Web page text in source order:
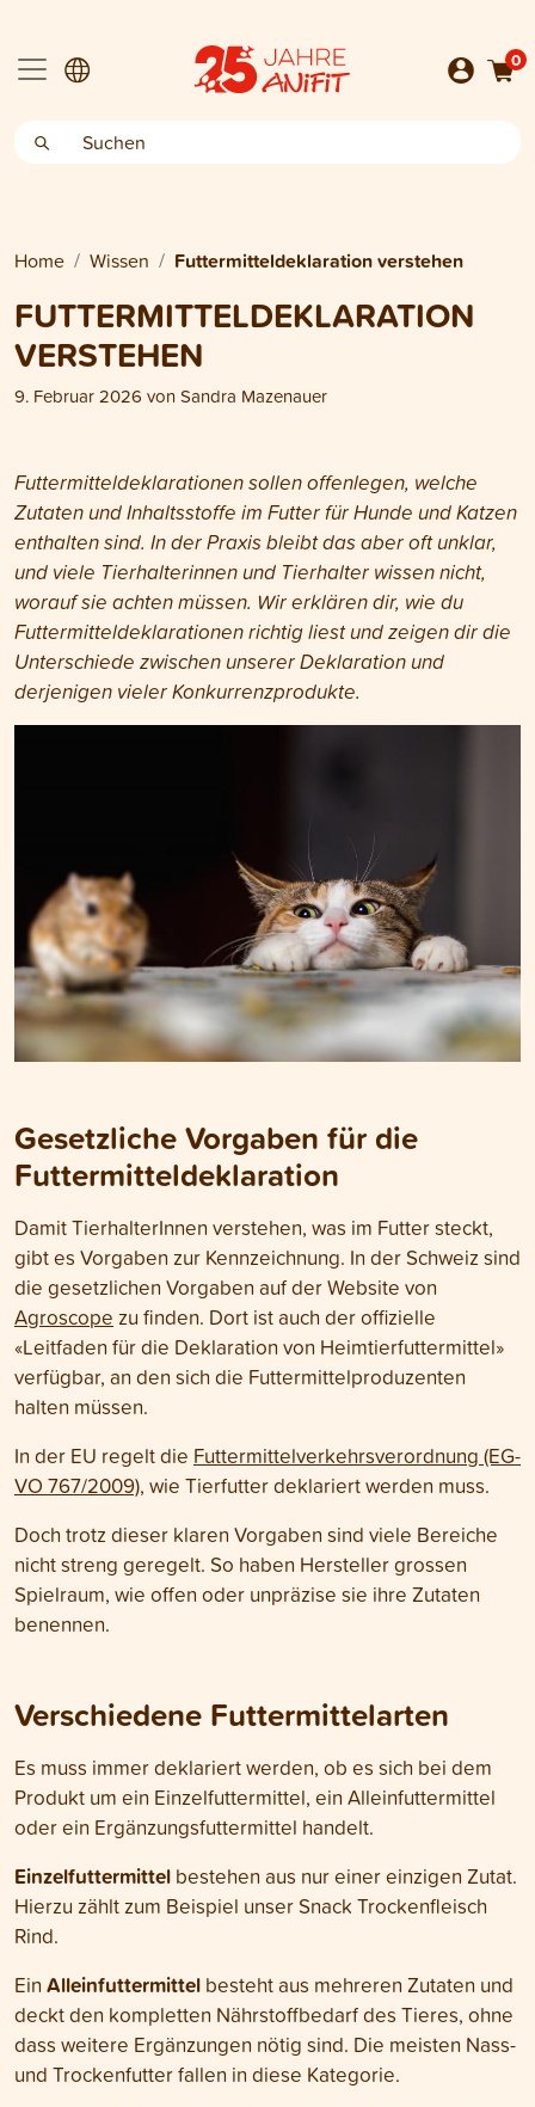
0
Home Wissen Futtermitteldeklaration verstehen
FUTTERMITTELDEKLARATION
VERSTEHEN
9. Februar 2026 vonSandra Mazenauer
Futtermitteldeklarationen sollen offenlegen, welche
Zutaten und Inhaltsstoffe im Futter für Hunde und Katzen
enthalten sind. In der Praxis bleibt das aber oft unklar,
und viele Tierhalterinnen und Tierhalter wissen nicht,
worauf sie achten müssen. Wir erklären dir, wie du
Futtermitteldeklarationen richtig liest und zeigen dir die
Unterschiede zwischen unserer Deklaration und
derjenigen vieler Konkurrenzprodukte.
Gesetzliche Vorgaben für die
Futtermitteldeklaration
Damit TierhalterInnen verstehen, was im Futter steckt,
gibt es Vorgaben zur Kennzeichnung. In der Schweiz sind
die gesetzlichen Vorgaben auf der Website von
Agroscope zu finden. Dort ist auch der offizielle
«Leitfaden für die Deklaration von Heimtierfuttermittel»
verfügbar, an den sich die Futtermittelproduzenten
halten müssen.
In der EU regelt die Futtermittelverkehrsverordnung (EG-
VO 767/2009), wie Tierfutter deklariert werden muss.
Doch trotz dieser klaren Vorgaben sind viele Bereiche
nicht streng geregelt. So haben Hersteller grossen
Spielraum, wie offen oder unpräzise sie ihre Zutaten
benennen.
Verschiedene Futtermittelarten
Es muss immer deklariert werden, ob es sich bei dem
Produkt um ein Einzelfuttermittel, ein Alleinfuttermittel
oder ein Ergänzungsfuttermittel handelt.
Einzelfuttermittel bestehen aus nur einer einzigen Zutat.
Hierzu zählt zum Beispiel unser Snack Trockenfleisch
Rind.
Ein Alleinfuttermittel besteht aus mehreren Zutaten und
deckt den kompletten Nährstoffbedarf des Tieres, ohne
dass weitere Ergänzungen nötig sind. Die meisten Nass-
und Trockenfutter fallen in diese Kategorie.